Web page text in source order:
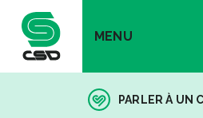
MENU
PARLER À UN